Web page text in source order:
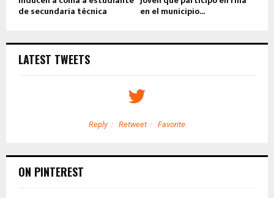
de secundaria técnica en el municipio...
LATEST TWEETS
Reply Retweet Favorite
ON PINTEREST